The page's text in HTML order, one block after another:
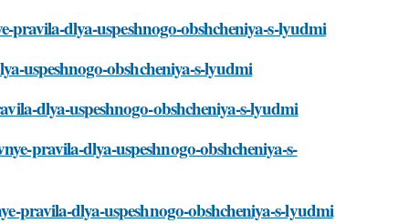
pravila-dlya-uspeshnogo-obshcheniya-s-lyudmi
uspeshnogo-obshcheniya-s-lyudmi
dlya-uspeshnogo-obshcheniya-s-lyudmi
pravila-dlya-uspeshnogo-obshcheniya-s-
pravila-dlya-uspeshnogo-obshcheniya-s-lyudmi